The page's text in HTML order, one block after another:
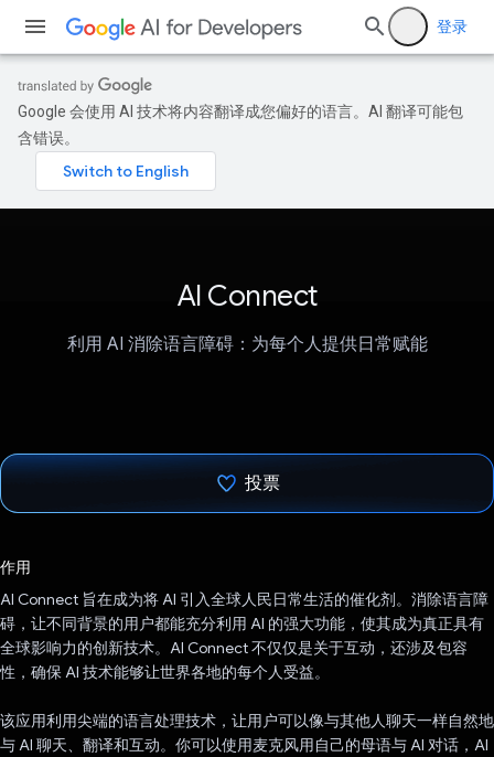
登录
Google 会使用 AI 技术将内容翻译成您偏好的语言。AI 翻译可能包
含错误。
AI Connect
利用 AI 消除语言障碍：为每个人提供日常赋能
投票
作用
AI Connect 旨在成为将 AI 引入全球人民日常生活的催化剂。消除语言障
碍，让不同背景的用户都能充分利用 AI 的强大功能，使其成为真正具有
全球影响力的创新技术。AI Connect 不仅仅是关于互动，还涉及包容
性，确保 AI 技术能够让世界各地的每个人受益。
该应用利用尖端的语言处理技术，让用户可以像与其他人聊天一样自然地
与 AI 聊天、翻译和互动。你可以使用麦克风用自己的母语与 AI 对话，AI